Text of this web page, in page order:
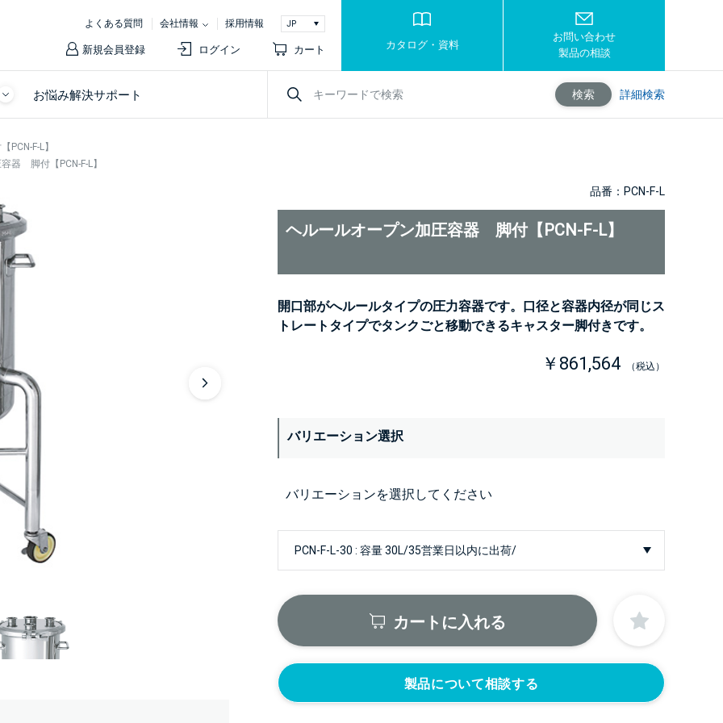
よくある質問 会社情報 採用情報
新規会員登録 ログイン カート カタログ・資料
お問い合わせ
製品の相談
お悩み解決サポート 検索 詳細検索
F-L】
器 脚付【PCN-F-L】
品番：PCN-F-L
ヘルールオープン加圧容器 脚付【PCN-F-L】
開口部がへルールタイプの圧力容器です。口径と容器内径が同じス
トレートタイプでタンクごと移動できるキャスター脚付きです。
￥861,564 （税込）
バリエーション選択
バリエーションを選択してください
カートに入れる
製品について相談する